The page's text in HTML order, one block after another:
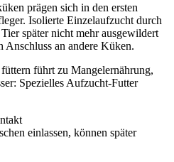
prägen sich in den ersten
Isolierte Einzelaufzucht durch
später nicht mehr ausgewildert
Anschluss an andere Küken.
führt zu Mangelernährung,
Spezielles Aufzucht-Futter
einlassen, können später